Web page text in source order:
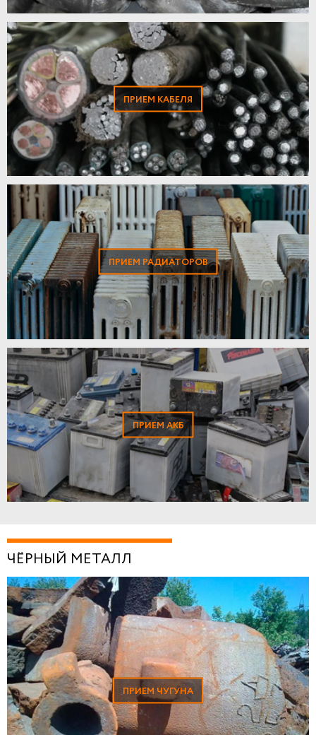
ПРИЕМ КАБЕЛЯ
ПРИЕМ РАДИАТОРОВ
ПРИЕМ АКБ
ЧЁРНЫЙ МЕТАЛЛ
ПРИЕМ ЧУГУНА